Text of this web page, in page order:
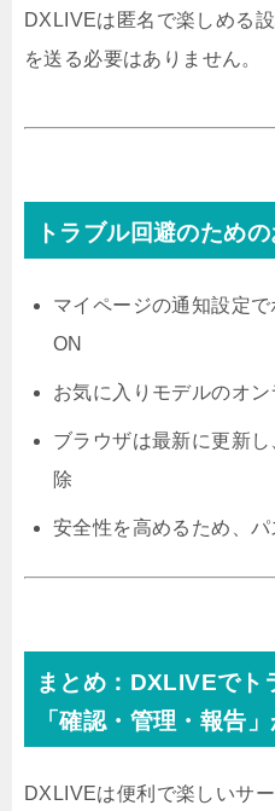
DXLIVEは匿名で楽しめる
を送る必要はありません。
トラブル回避のため
マイページの通知設定
ON
お気に入りモデルのオ
ブラウザは最新に更新
除
安全性を高めるため、
まとめ：DXLIVEでト
「確認・管理・報告
DXLIVEは便利で楽しいサ